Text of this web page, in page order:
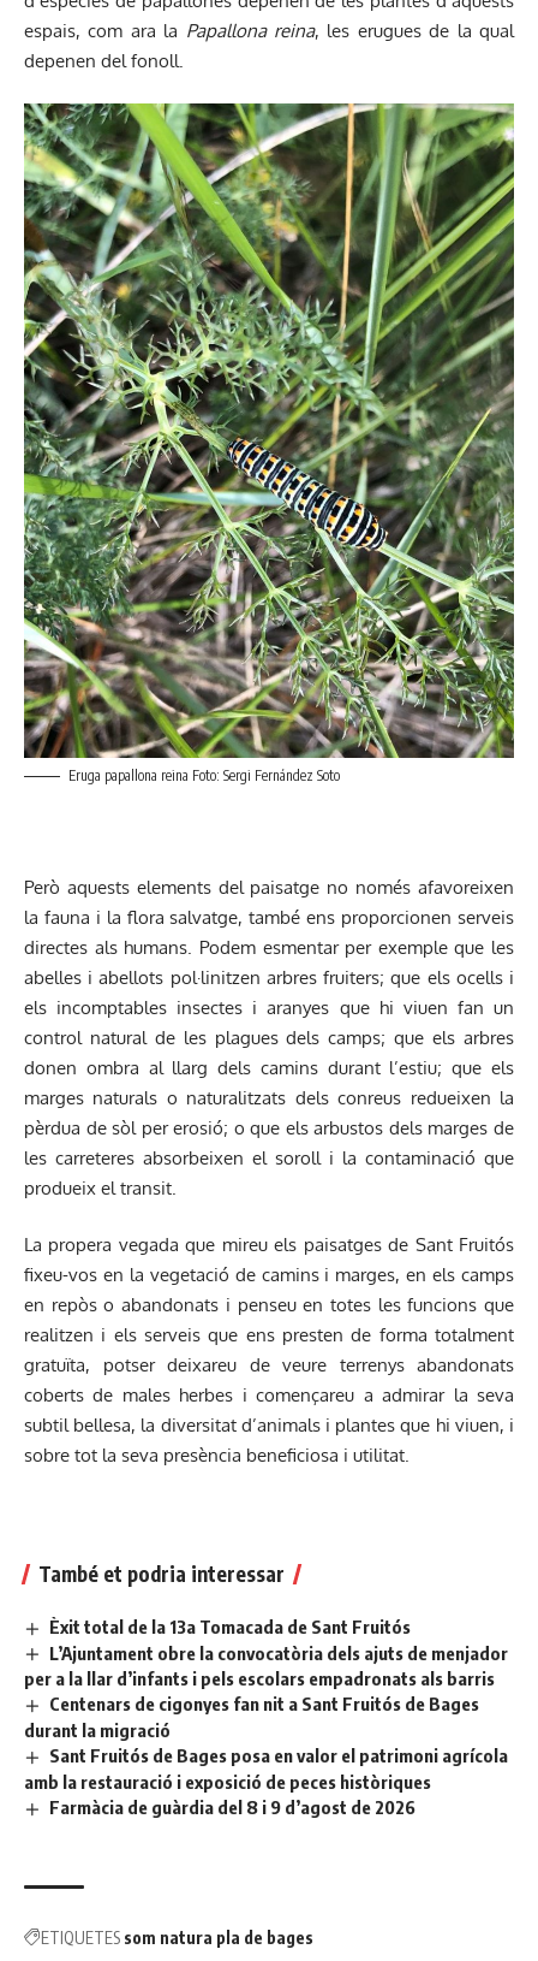
espais, com ara la Papallona reina, les erugues de la qual
depenen del fonoll.
Eruga papallona reina Foto: Sergi Fernández Soto
Però aquests elements del paisatge no només afavoreixen
la fauna i la flora salvatge, també ens proporcionen serveis
directes als humans. Podem esmentar per exemple que les
abelles i abellots pol·linitzen arbres fruiters; que els ocells i
els incomptables insectes i aranyes que hi viuen fan un
control natural de les plagues dels camps; que els arbres
donen ombra al llarg dels camins durant l’estiu; que els
marges naturals o naturalitzats dels conreus redueixen la
pèrdua de sòl per erosió; o que els arbustos dels marges de
les carreteres absorbeixen el soroll i la contaminació que
produeix el transit.
La propera vegada que mireu els paisatges de Sant Fruitós
fixeu-vos en la vegetació de camins i marges, en els camps
en repòs o abandonats i penseu en totes les funcions que
realitzen i els serveis que ens presten de forma totalment
gratuïta, potser deixareu de veure terrenys abandonats
coberts de males herbes i començareu a admirar la seva
subtil bellesa, la diversitat d’animals i plantes que hi viuen, i
sobre tot la seva presència beneficiosa i utilitat.
També et podria interessar
Èxit total de la 13a Tomacada de Sant Fruitós
L’Ajuntament obre la convocatòria dels ajuts de menjador
per a la llar d’infants i pels escolars empadronats als barris
Centenars de cigonyes fan nit a Sant Fruitós de Bages
durant la migració
Sant Fruitós de Bages posa en valor el patrimoni agrícola
amb la restauració i exposició de peces històriques
Farmàcia de guàrdia del 8 i 9 d’agost de 2026
ETIQUETES som natura pla de bages